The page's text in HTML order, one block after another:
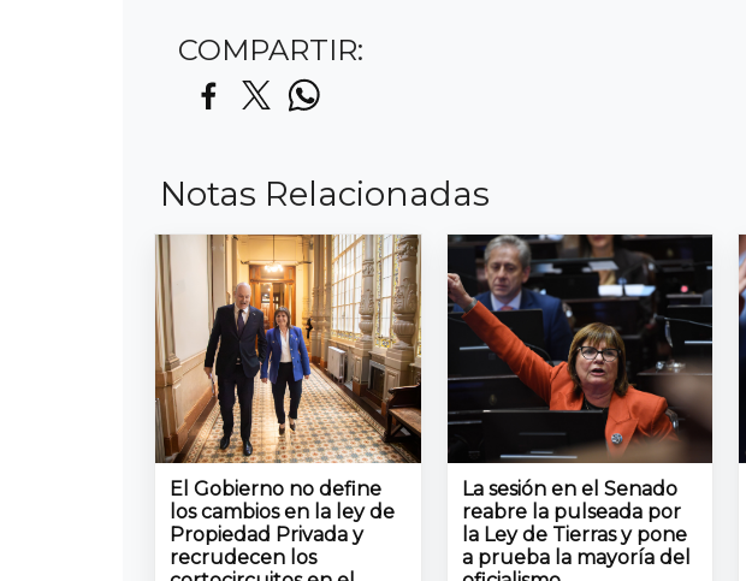
COMPARTIR:
Notas Relacionadas
El Gobierno no define
los cambios en la ley de
Propiedad Privada y
recrudecen los
La sesión en el Senado
reabre la pulseada por
la Ley de Tierras y pone
a prueba la mayoría del